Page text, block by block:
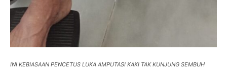
INI KEBIASAAN PENCETUS LUKA AMPUTASI KAKI TAK KUNJUNG SEMBUH